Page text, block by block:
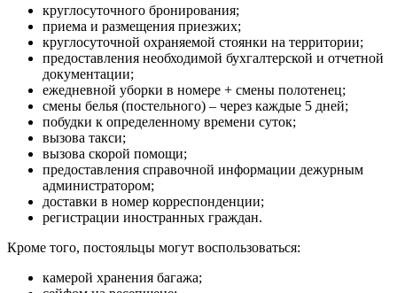
круглосуточного бронирования;
приема и размещения приезжих;
круглосуточной охраняемой стоянки на территории;
предоставления необходимой бухгалтерской и отчетной
документации;
ежедневной уборки в номере + смены полотенец;
смены белья (постельного) – через каждые 5 дней;
побудки к определенному времени суток;
вызова такси;
вызова скорой помощи;
предоставления справочной информации дежурным
администратором;
доставки в номер корреспонденции;
регистрации иностранных граждан.
Кроме того, постояльцы могут воспользоваться:
камерой хранения багажа;